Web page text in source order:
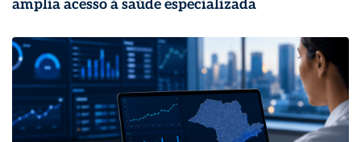
amplia acesso à saúde especializada